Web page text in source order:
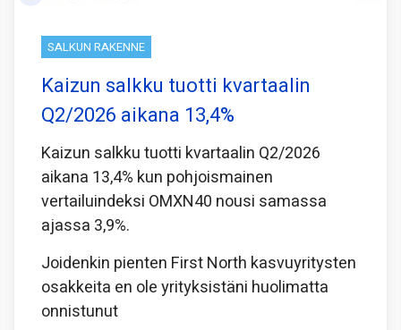
SALKUN RAKENNE
Kaizun salkku tuotti kvartaalin
Q2/2026 aikana 13,4%
Kaizun salkku tuotti kvartaalin Q2/2026
aikana 13,4% kun pohjoismainen
vertailuindeksi OMXN40 nousi samassa
ajassa 3,9%.
Joidenkin pienten First North kasvuyritysten
osakkeita en ole yrityksistäni huolimatta
onnistunut